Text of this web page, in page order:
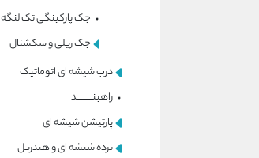
جک پارکینگی تک لنگه
جک ریلی و سکشنال
درب شیشه ای اتوماتیک
راهبنــــــــــد
پارتیشن شیشه ای
نرده شیشه ای و هندریل